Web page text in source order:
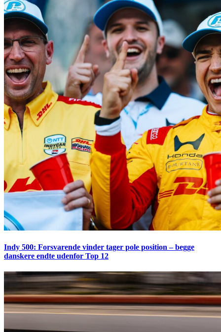
Indy 500: Forsvarende vinder tager pole position – begge
danskere endte udenfor Top 12